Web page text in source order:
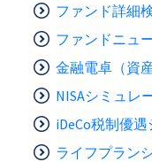
ファンド詳細
ファンドニュ
金融電卓（資
NISAシミュレ
iDeCo税制優
ライフプラン